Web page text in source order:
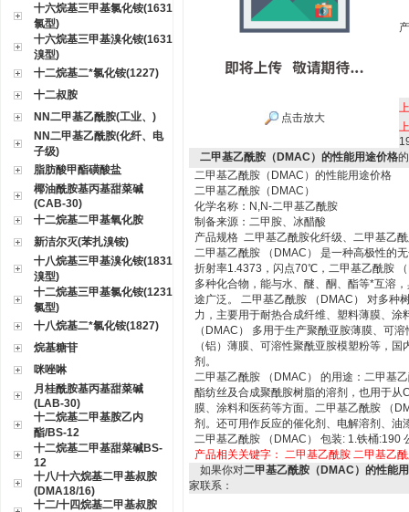
十六烷基三甲基氯化铵(1631
氯型)
十六烷基三甲基溴化铵(1631
溴型)
十二烷基二*氯化铵(1227)
十二叔胺
NN二甲基乙酰胺(工业、)
NN二甲基乙酰胺(化纤、电
子级)
脂肪酸甲酯磺酸盐
椰油酰胺基丙基甜菜碱
(CAB-30)
十二烷基二甲基氧化胺
新洁尔灭(苯扎溴铵)
十八烷基三甲基溴化铵(1831
溴型)
十二烷基三甲基氯化铵(1231
氯型)
十八烷基二*氯化铵(1827)
烷基糖苷
咪唑啉
月桂酰胺基丙基甜菜碱
(LAB-30)
十二烷基二甲基胺乙内
酯/BS-12
十二烷基二甲基甜菜碱BS-
12
十八/十六烷基二甲基叔胺
(DMA18/16)
十二/十四烷基二甲基叔胺
点击放大
二甲基乙酰胺（DMAC）的性能用途价格
二甲基乙酰胺（DMAC）的性能用途价格
二甲基乙酰胺（DMAC）
化学名称：N,N-二甲基乙酰胺
制备来源：二甲胺、冰醋酸
产品规格 二甲基乙酰胺化纤级、二甲基乙
二甲基乙酰胺 （DMAC） 是一种高极性的
折射率1.4373，闪点70℃，二甲基乙酰胺
多种化合物，能与水、醚、酮、酯等*互溶
途广泛。 二甲基乙酰胺 （DMAC） 对多种
力，主要用于耐热合成纤维、塑料薄膜、
（DMAC） 多用于生产聚酰亚胺薄膜、可
（铝）薄膜、可溶性聚酰亚胺模塑粉等，
剂。
二甲基乙酰胺 （DMAC） 的用途：二甲基
酯纺丝及合成聚酰胺树脂的溶剂，也用于
膜、涂料和医药等方面。二甲基乙酰胺 （
剂。还可用作反应的催化剂、电解溶剂、
二甲基乙酰胺 （DMAC） 包装: 1.铁桶
产品相关关键字： 二甲基乙酰胺 二甲基乙
如果你对二甲基乙酰胺（DMAC）的性能
家联系：